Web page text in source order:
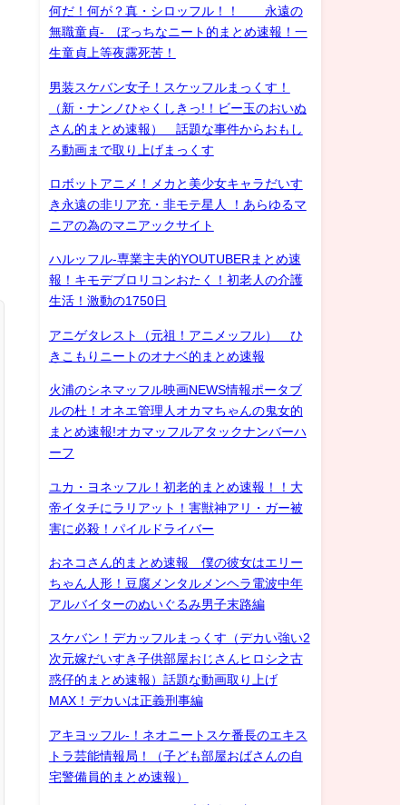
何だ！何が？真・シロッフル！！ 永遠の
無職童貞- ぼっちなニート的まとめ速報！一
生童貞上等夜露死苦！
男装スケバン女子！スケッフルまっくす！
（新・ナンノひゃくしきっ!！ビー玉のおいぬ
さん的まとめ速報） 話題な事件からおもし
ろ動画まで取り上げまっくす
ロボットアニメ！メカと美少女キャラだいす
き永遠の非リア充・非モテ星人 ！あらゆるマ
ニアの為のマニアックサイト
ハルッフル-専業主夫的YOUTUBERまとめ速
報！キモデブロリコンおたく！初老人の介護
生活！激動の1750日
アニゲタレスト（元祖！アニメッフル） ひ
きこもりニートのオナベ的まとめ速報
火浦のシネマッフル映画NEWS情報ポータブ
ルの杜！オネエ管理人オカマちゃんの鬼女的
まとめ速報!オカマッフルアタックナンバーハ
ーフ
ユカ・ヨネッフル！初老的まとめ速報！！大
帝イタチにラリアット！害獣神アリ・ガー被
害に必殺！パイルドライバー
おネコさん的まとめ速報 僕の彼女はエリー
ちゃん人形！豆腐メンタルメンヘラ電波中年
アルバイターのぬいぐるみ男子末路編
スケバン！デカッフルまっくす（デカい強い2
次元嫁だいすき子供部屋おじさんヒロシ之古
惑仔的まとめ速報）話題な動画取り上げ
MAX！デカいは正義刑事編
アキヨッフル-！ネオニートスケ番長のエキス
トラ芸能情報局！（子ども部屋おばさんの自
宅警備員的まとめ速報）